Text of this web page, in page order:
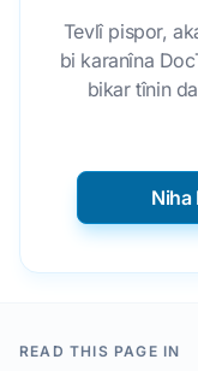
Tevlî pispor,
bi karanîna
bikar tînin
Niha
READ THIS PAGE IN